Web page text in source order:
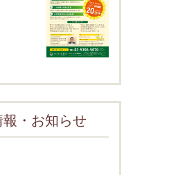
報・お知らせ